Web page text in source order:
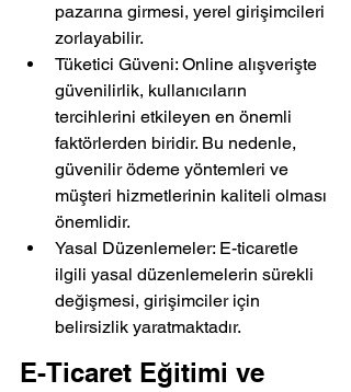
pazarına girmesi, yerel girişimcileri
zorlayabilir.
Tüketici Güveni: Online alışverişte
güvenilirlik, kullanıcıların
tercihlerini etkileyen en önemli
faktörlerden biridir. Bu nedenle,
güvenilir ödeme yöntemleri ve
müşteri hizmetlerinin kaliteli olması
önemlidir.
Yasal Düzenlemeler: E-ticaretle
ilgili yasal düzenlemelerin sürekli
değişmesi, girişimciler için
belirsizlik yaratmaktadır.
E-Ticaret Eğitimi ve